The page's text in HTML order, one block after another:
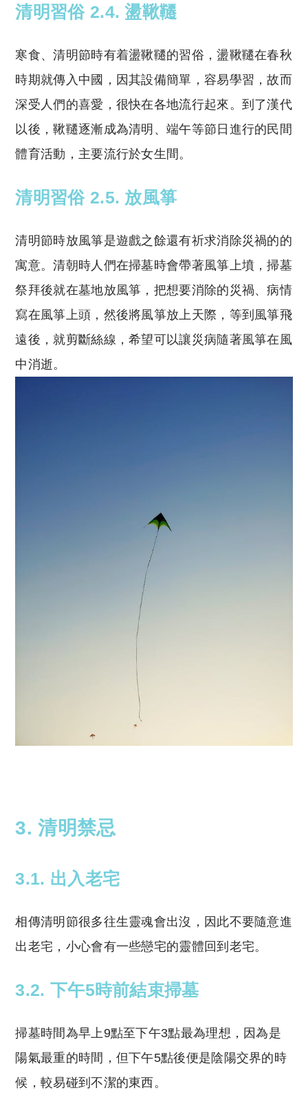
清明習俗 2.4. 盪鞦韆
寒食、清明節時有着盪鞦韆的習俗，盪鞦韆在春秋
時期就傳入中國，因其設備簡單，容易學習，故而
深受人們的喜愛，很快在各地流行起來。到了漢代
以後，鞦韆逐漸成為清明、端午等節日進行的民間
體育活動，主要流行於女生間。
清明習俗 2.5. 放風箏
清明節時放風箏是遊戲之餘還有祈求消除災禍的的
寓意。清朝時人們在掃墓時會帶著風箏上墳，掃墓
祭拜後就在墓地放風箏，把想要消除的災禍、病情
寫在風箏上頭，然後將風箏放上天際，等到風箏飛
遠後，就剪斷絲線，希望可以讓災病隨著風箏在風
中消逝。
3. 清明禁忌
3.1. 出入老宅
相傳清明節很多往生靈魂會出沒，因此不要隨意進
出老宅，小心會有一些戀宅的靈體回到老宅。
3.2. 下午5時前結束掃墓
掃墓時間為早上9點至下午3點最為理想，因為是
陽氣最重的時間，但下午5點後便是陰陽交界的時
候，較易碰到不潔的東西。